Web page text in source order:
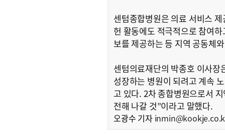
센텀종합병원은 의료 서비스
헌 활동에도 적극적으로 참여
보를 제공하는 등 지역 공동체
센텀의료재단의 박종호 이사
성장하는 병원이 되려고 계속
고 있다. 2차 종합병원으로서
전해 나갈 것”이라고 말했다.
오광수 기자